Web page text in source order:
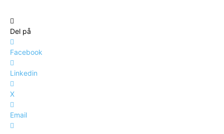
Del på
Facebook
Linkedin
X
Email